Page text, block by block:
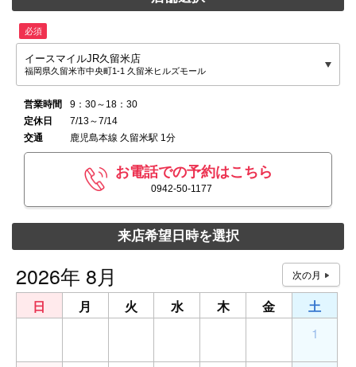
必須
イースマイルJR久留米店
福岡県久留米市中央町1-1 久留米ヒルズモール
営業時間
9：30～18：30
定休日
7/13～7/14
交通
鹿児島本線 久留米駅 1分
お電話での予約はこちら
0942-50-1177
来店希望日時を選択
2026年 8月
日 月 火 水 木 金
土
1